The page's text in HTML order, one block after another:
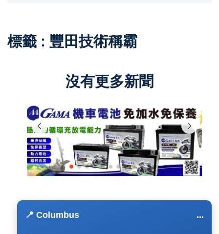
標籤 : 豐田技術稱霸
沒有更多新聞
📍 Columbus ...